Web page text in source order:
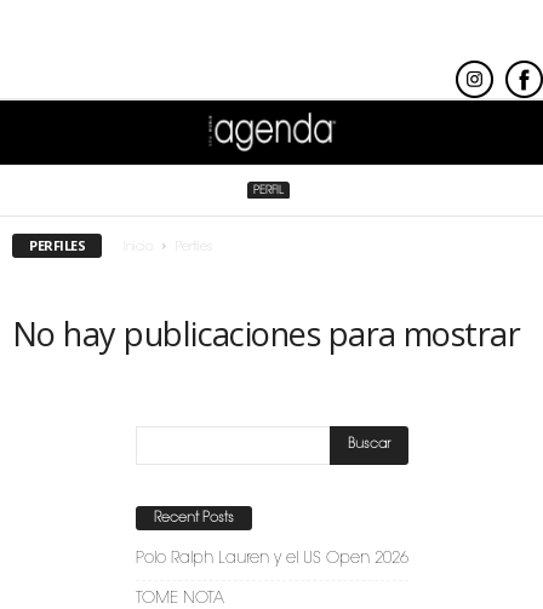
PERFIL
PERFILES Perfiles
No hay publicaciones para mostrar
Recent Posts
Polo Ralph Lauren y el US Open 2026
TOME NOTA